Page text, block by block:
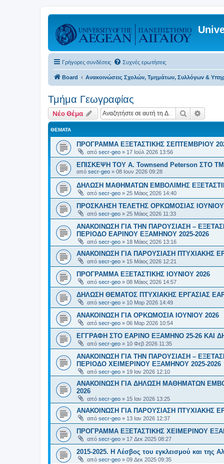
Γρήγορες συνδέσεις Συχνές ερωτήσεις
Board Ανακοινώσεις Σχολών, Τμημάτων, Συλλόγων &
Τμήμα Γεωγραφίας
Νέο Θέμα Αναζήτηση
ΘΈΜΑΤΑ
ΠΡΟΓΡΑΜΜΑ ΕΞΕΤΑΣΤΙΚΗΣ ΣΕΠΤΕΜΒΡΙΟΥ
από secr-geo » 17 Ιούλ 2026 13:56
ΕΠΙΣΚΕΨΗ ΤΟΥ A. Townsend Peterson ΣΤΟ
από secr-geo » 08 Ιουν 2026 09:28
ΔΗΛΩΣΗ ΜΑΘΗΜΑΤΩΝ ΕΜΒΟΛΙΜΗΣ
από secr-geo » 25 Μάιος 2026 14:40
ΠΡΟΣΚΛΗΣΗ ΤΕΛΕΤΗΣ ΟΡΚΩΜΟΣΙΑΣ ΙΟΥΝΙΟΥ
από secr-geo » 25 Μάιος 2026 11:33
ΑΝΑΚΟΙΝΩΣΗ ΓΙΑ ΤΗΝ ΠΑΡΟΥΣΙΑΣΗ –
ΠΕΡΙΟΔΟ ΕΑΡΙΝΟΥ ΕΞΑΜΗΝΟΥ 2025-2026
από secr-geo » 18 Μάιος 2026 13:16
ΑΝΑΚΟΙΝΩΣΗ ΓΙΑ ΠΑΡΟΥΣΙΑΣΗ ΠΤΥΧΙΑΚΗΣ
από secr-geo » 15 Μάιος 2026 12:21
ΠΡΟΓΡΑΜΜΑ ΕΞΕΤΑΣΤΙΚΗΣ ΙΟΥΝΙΟΥ 2026
από secr-geo » 08 Μάιος 2026 14:57
ΔΗΛΩΣΗ ΘΕΜΑΤΟΣ ΠΤΥΧΙΑΚΗΣ ΕΡΓΑΣΙΑΣ
από secr-geo » 10 Μαρ 2026 14:49
ΑΝΑΚΟΙΝΩΣΗ ΓΙΑ ΟΡΚΩΜΟΣΙΑ ΙΟΥΝΙΟΥ 2026
από secr-geo » 06 Μαρ 2026 10:54
ΕΓΓΡΑΦΗ ΣΤΟ ΕΑΡΙΝΟ ΕΞΑΜΗΝΟ 25-26 ΚΑΙ
από secr-geo » 10 Φεβ 2026 11:35
ΑΝΑΚΟΙΝΩΣΗ ΓΙΑ ΤΗΝ ΠΑΡΟΥΣΙΑΣΗ –
ΠΕΡΙΟΔΟ ΧΕΙΜΕΡΙΝΟΥ ΕΞΑΜΗΝΟΥ 2025-2026
από secr-geo » 19 Ιαν 2026 12:10
ΑΝΑΚΟΙΝΩΣΗ ΓΙΑ ΔΗΛΩΣΗ ΜΑΘΗΜΑΤΩΝ
2026
από secr-geo » 15 Ιαν 2026 13:25
ΑΝΑΚΟΙΝΩΣΗ ΓΙΑ ΠΑΡΟΥΣΙΑΣΗ ΠΤΥΧΙΑΚΗΣ
από secr-geo » 13 Ιαν 2026 12:37
ΠΡΟΓΡΑΜΜΑ ΕΞΕΤΑΣΤΙΚΗΣ ΧΕΙΜΕΡΙΝΟΥ
από secr-geo » 17 Δεκ 2025 08:27
2015-2025. Η Λέσβος του εγκλεισμού και της
από secr-geo » 09 Δεκ 2025 09:35